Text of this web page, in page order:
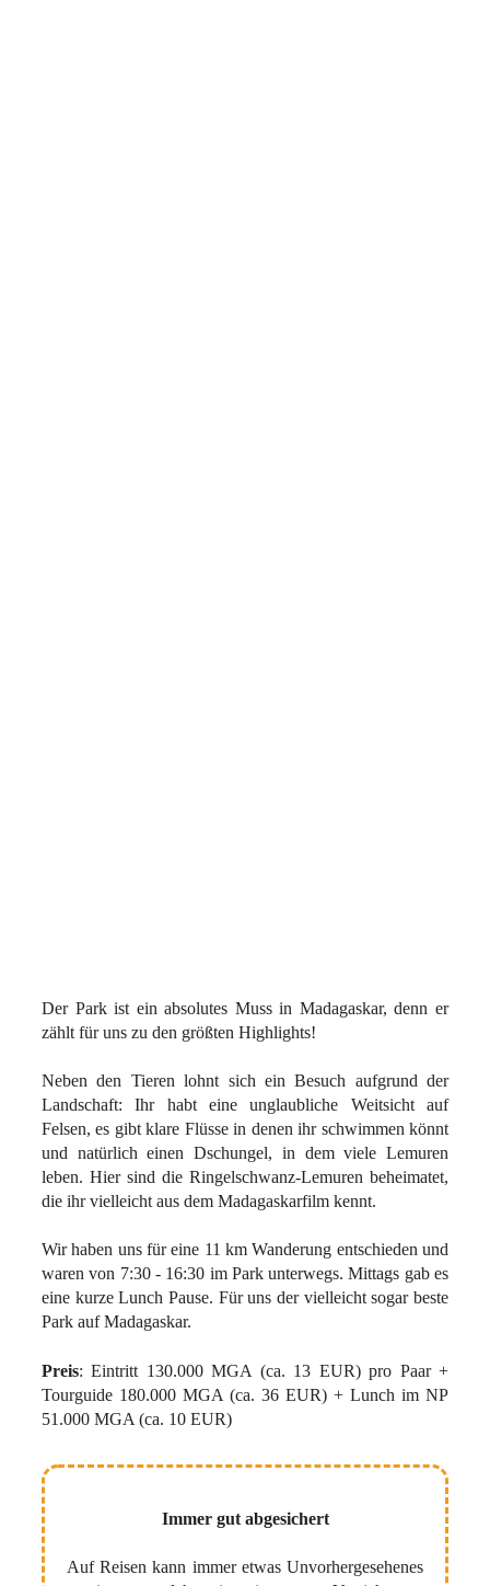
Der Park ist ein absolutes Muss in Madagaskar, denn er
zählt für uns zu den größten Highlights!
Neben den Tieren lohnt sich ein Besuch aufgrund der
Landschaft: Ihr habt eine unglaubliche Weitsicht auf
Felsen, es gibt klare Flüsse in denen ihr schwimmen könnt
und natürlich einen Dschungel, in dem viele Lemuren
leben. Hier sind die Ringelschwanz-Lemuren beheimatet,
die ihr vielleicht aus dem Madagaskarfilm kennt.
Wir haben uns für eine 11 km Wanderung entschieden und
waren von 7:30 - 16:30 im Park unterwegs. Mittags gab es
eine kurze Lunch Pause. Für uns der vielleicht sogar beste
Park auf Madagaskar.
Preis: Eintritt 130.000 MGA (ca. 13 EUR) pro Paar +
Tourguide 180.000 MGA (ca. 36 EUR) + Lunch im NP
51.000 MGA (ca. 10 EUR)
Immer gut abgesichert
Auf Reisen kann immer etwas Unvorhergesehenes